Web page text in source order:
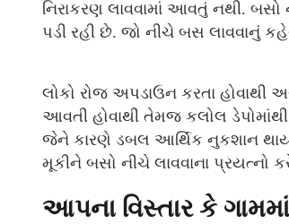
નિરાકરણ લાવવામાં આવતું નથી. બસો
પડી રહી છે. જો નીચે બસ લાવવાનું
લોકો રોજ અપડાઉન કરતા હોવાથી
આવતી હોવાથી તેમજ કલોલ
જેને કારણે ડબલ આર્થિક નુકશાન થાય
મૂકીને બસો નીચે લાવવાના પ્રયત્નો
આપના વિસ્તાર કે